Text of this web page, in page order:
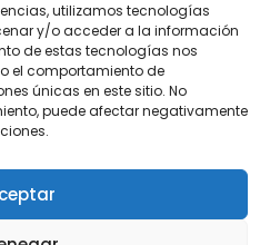
utilizamos tecnologías
y/o acceder a la información
de estas tecnologías nos
el comportamiento de
únicas en este sitio. No
puede afectar negativamente
y Consumo